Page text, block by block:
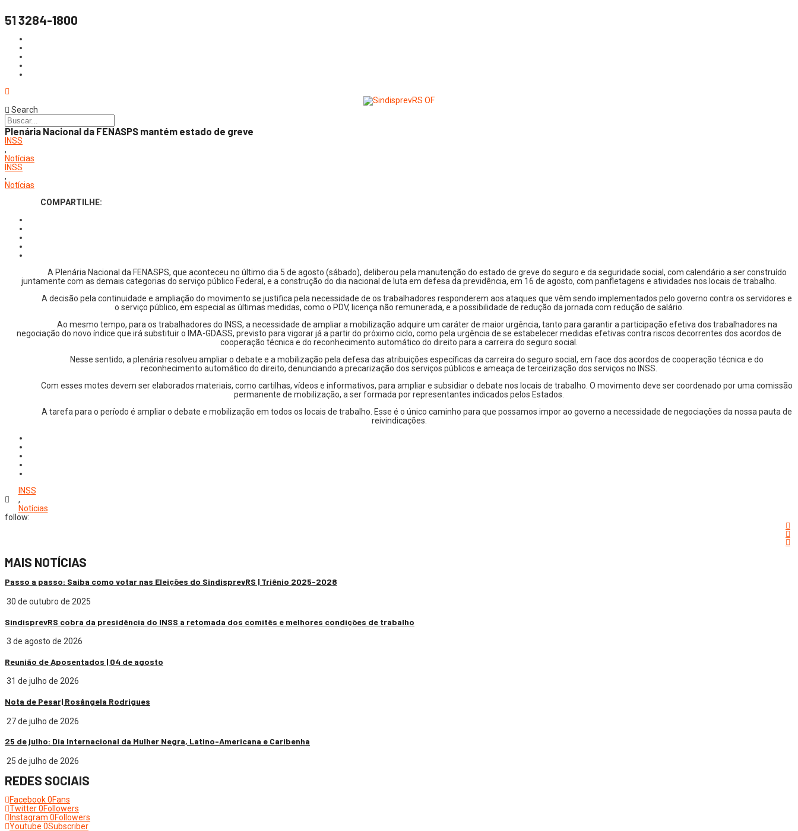
51 3284-1800
Search
Plenária Nacional da FENASPS mantém estado de greve
INSS
,
Notícias
INSS
,
Notícias
COMPARTILHE:
A Plenária Nacional da FENASPS, que aconteceu no último dia 5 de agosto (sábado), deliberou pela manutenção do estado de greve do seguro e da seguridade social, com calendário a ser construído
juntamente com as demais categorias do serviço público Federal, e a construção do dia nacional de luta em defesa da previdência, em 16 de agosto, com panfletagens e atividades nos locais de trabalho.
A decisão pela continuidade e ampliação do movimento se justifica pela necessidade de os trabalhadores responderem aos ataques que vêm sendo implementados pelo governo contra os servidores e
o serviço público, em especial as últimas medidas, como o PDV, licença não remunerada, e a possibilidade de redução da jornada com redução de salário.
Ao mesmo tempo, para os trabalhadores do INSS, a necessidade de ampliar a mobilização adquire um caráter de maior urgência, tanto para garantir a participação efetiva dos trabalhadores na
negociação do novo índice que irá substituir o IMA-GDASS, previsto para vigorar já a partir do próximo ciclo, como pela urgência de se estabelecer medidas efetivas contra riscos decorrentes dos acordos de
cooperação técnica e do reconhecimento automático do direito para a carreira do seguro social.
Nesse sentido, a plenária resolveu ampliar o debate e a mobilização pela defesa das atribuições específicas da carreira do seguro social, em face dos acordos de cooperação técnica e do
reconhecimento automático do direito, denunciando a precarização dos serviços públicos e ameaça de terceirização dos serviços no INSS.
Com esses motes devem ser elaborados materiais, como cartilhas, vídeos e informativos, para ampliar e subsidiar o debate nos locais de trabalho. O movimento deve ser coordenado por uma comissão
permanente de mobilização, a ser formada por representantes indicados pelos Estados.
A tarefa para o período é ampliar o debate e mobilização em todos os locais de trabalho. Esse é o único caminho para que possamos impor ao governo a necessidade de negociações da nossa pauta de
reivindicações.
INSS
,
Notícias
follow:
MAIS NOTÍCIAS
Passo a passo: Saiba como votar nas Eleições do SindisprevRS | Triênio 2025-2028
30 de outubro de 2025
SindisprevRS cobra da presidência do INSS a retomada dos comitês e melhores condições de trabalho
3 de agosto de 2026
Reunião de Aposentados | 04 de agosto
31 de julho de 2026
Nota de Pesar| Rosângela Rodrigues
27 de julho de 2026
25 de julho: Dia Internacional da Mulher Negra, Latino-Americana e Caribenha
25 de julho de 2026
REDES SOCIAIS
Facebook0Fans
Twitter0Followers
Instagram 0Followers
Youtube 0Subscriber